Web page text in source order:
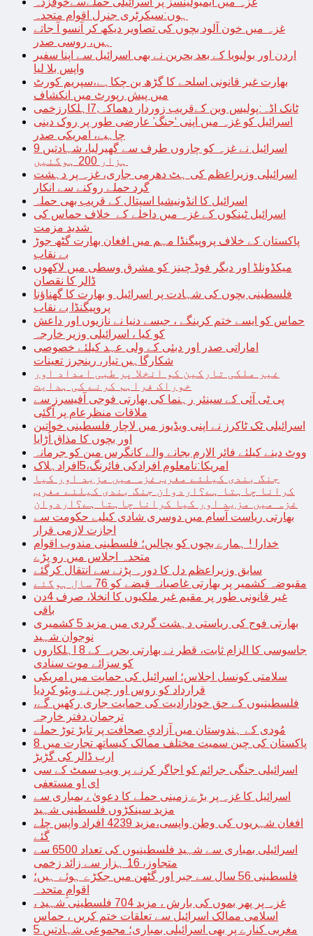
ہوں:سیکرٹری جنرل اقوام متحدہ
غزہ میں خون آلود بچوں کی تصاویر دیکھ کر آنسو آ جاتے
ہیں، روسی صدر
اردن اور بولیویا کے بعد بحرین نے بھی اسرائیل سے اپنا سفیر
واپس بلا لیا
بھارت غیر قانونی اسلحے کا گڑھ بن چکاہے،سپریم کورٹ
میں پیش رپورٹ میں انکشاف
ٹانک اڈہ:پولیس وین کےقریب زوردار دھماکہ,7اہلکارزخمی
اسرائیل کو غزہ میں اپنی ‘جنگ’ عارضی طور پر روک دینی
چاہیے، امریکی صدر
اسرائیل نے غزہ کو چاروں طرف سے گھیرلیا، شہادتیں 9
ہزار 200 ہوگئیں
اسرائیلی وزیراعظم کی ہٹ دھرمی جاری، غزہ پر دہشت
گرد حملے روکنے سے انکار
اسرائیل کا انڈونیشیا اسپتال کے قریب بھی حملہ
اسرائیل ٹینکوں کے غزہ میں داخلے کے خلاف حماس کی
پاکستان کے خلاف پروپیگنڈا مہم میں افغان بھارت گٹھ جوڑ
بے نقاب
میکڈونلڈ اور دیگر فوڈ چینز کو مشرق وسطی میں لاکھوں
ڈالر کا نقصان
فلسطینی بچوں کی شہادت پر اسرائیل و بھارت کا گھناؤنا
پروپیگنڈا بے نقاب
حماس کو ایسے ختم کرینگے ، جیسے دنیا نے نازیوں اور داعش
کو کیا ، اسرائیلی وزیر خارجہ
اماراتی صدر اور دبئی کے ولی عہد کیلئے خصوصی
شکارگاہیں تیار، رینجرز تعینات
غیر ملکی تارکین کو انخلا پر طبی امداد اور
خوراک فراہم کرنے کی ہدایت
پی ٹی آئی کے سینئر رہنما کی بھارتی فوجی آفیسرز سے
ملاقات منظرعام پر آگئی
اسرائیلی ٹک ٹاکرز نے اپنی ویڈیوز میں لاچار فلسطینی خواتین
اور بچوں کا مذاق اُڑایا
ووٹ دینے کیلئے فائر الارم بجانے والے کانگرس مین کو جرمانہ
امریکا:نامعلوم افرادکی فائرنگ،5افرادہلاک
جنگ بندی کیلئے مغرب غزہ میں مزید اور کیا
کرانا چاہتا ہے؟اردوان جنگ بندی کیلئے مغرب
غزہ میں مزید اور کیا کرانا چاہتا ہے؟اردوان
بھارتی ریاست آسام میں دوسری شادی کیلیے حکومت سے
اجازت لازمی قرار
خدارا ! ہمارے بچوں کو بچالیں؛ فلسطینی مندوب اقوام
متحدہ اجلاس میں رو پڑے
سابق وزیراعظم دل کا دورہ پڑنے سے انتقال کرگئے
مقبوضہ کشمیر پر بھارتی غاصبانہ قبضے کو 76 سال ہوگئے
غیر قانونی طور پر مقیم غیر ملکیوں کا انخلا، صرف 4دن
باقی
بھارتی فوج کی ریاستی دہشت گردی میں مزید 5 کشمیری
نوجوان شہید
جاسوسی کا الزام ثابت، قطر نے بھارتی بحریہ کے 8 اہلکاروں
کو سزائے موت سنادی
سلامتی کونسل اجلاس؛ اسرائیل کی حمایت میں امریکی
قرارداد کو روس اور چین نے ویٹو کردیا
فلسطینیوں کے حق خودارادیت کی حمایت جاری رکھیں گے،
ترجمان دفتر خارجہ
مُودی کے ہندوستان میں آزادیِ صحافت پر تابڑ توڑ حملے
پاکستان کی چین سمیت مختلف ممالک کیساتھ تجارت میں 8
ارب ڈالر کی گڑبڑ
اسرائیلی جنگی جرائم کو اجاگر کرنے پر ویب سمٹ کے سی
ای او مستعفی
اسرائیل کا غزہ پر بڑے زمینی حملے کا دعویٰ ، بمباری سے
مزید سینکڑوں فلسطینی شہید
افغان شہریوں کی وطن واپسی،مزید 4239 افراد واپس چلے
گئے
اسرائیلی بمباری سے شہید فلسطینیوں کی تعداد 6500 سے
متجاوز، 16 ہزار سے زائد زخمی
فلسطینی 56 سال سے جبر اور گٹھن میں جکڑے ہوئے ہیں؛
اقوامِ متحدہ
غزہ پر پھر بموں کی بارش ، مزید 704 فلسطینی شہید ،
اسلامی ممالک اسرائیل سے تعلقات ختم کریں ، حماس
مغربی کنارے پر بھی اسرائیلی بمباری؛ مجموعی شہادتیں 5